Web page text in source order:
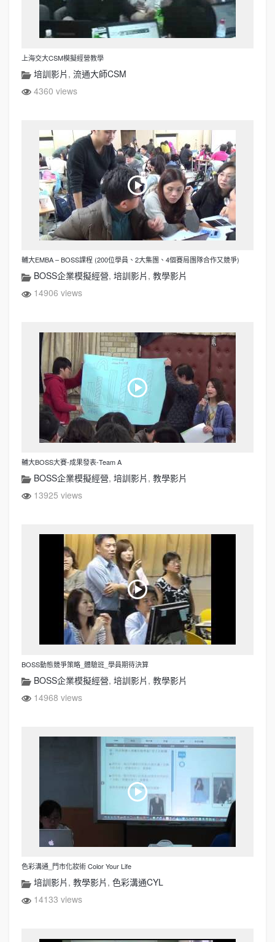
上海交大CSM模擬經營教學
培訓影片 , 流通大師CSM
4360 views
輔大EMBA – BOSS課程 (200位學員、2大集團、4個賽局團隊合作又競爭)
BOSS企業模擬經營, 培訓影片 , 教學影片
14906 views
輔大BOSS大賽-成果發表-Team A
BOSS企業模擬經營, 培訓影片 , 教學影片
13925 views
BOSS動態競爭策略_體驗班_學員期待決算
BOSS企業模擬經營, 培訓影片 , 教學影片
14968 views
色彩溝通_門市化妝術 Color Your Life
培訓影片 , 教學影片 , 色彩溝通CYL
14133 views